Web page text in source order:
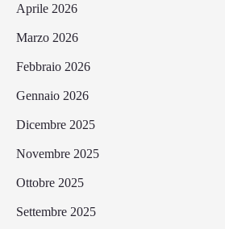
Aprile 2026
Marzo 2026
Febbraio 2026
Gennaio 2026
Dicembre 2025
Novembre 2025
Ottobre 2025
Settembre 2025